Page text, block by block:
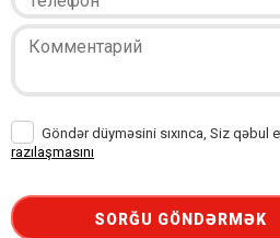
Göndər düyməsini sıxınca, Siz qəbul
razılaşmasını
SORĞU GÖNDƏRMƏK